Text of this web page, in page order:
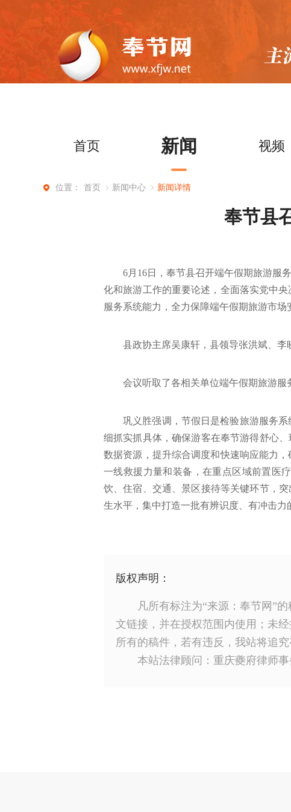
首页 新闻 视频
位置： 首页 新闻中心 新闻详情
奉节县
6月16日，奉节县召开端午假期旅游服
化和旅游工作的重要论述，全面落实党中
服务系统能力，全力保障端午假期旅游市场
县政协主席吴康轩，县领导张洪斌、李
会议听取了各相关单位端午假期旅游服
巩义胜强调，节假日是检验旅游服务
细抓实抓具体，确保游客在奉节游得舒心
数据资源，提升综合调度和快速响应能力
一线救援力量和装备，在重点区域前置医
饮、住宿、交通、景区接待等关键环节，
生水平，集中打造一批有辨识度、有冲击力
版权声明：
凡所有标注为“来源：奉节网”
文链接，并在授权范围内使用；未
所有的稿件，若有违反，我站将追究
本站法律顾问：重庆夔府律师事